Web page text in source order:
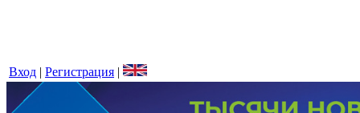
Вход | Регистрация |